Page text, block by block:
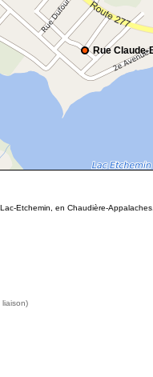
Rue Claude-
Etchemin, en Chaudière-
liaison)